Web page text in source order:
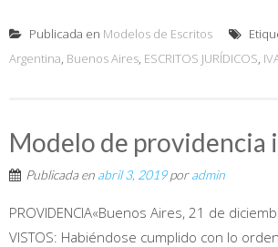
Publicada en Modelos de Escritos
Argentina, Buenos Aires, ESCRITOS JURÍDICOS,
Modelo de providencia
Publicada en abril 3, 2019poradmin
PROVIDENCIA«Buenos Aires, 21 de
VISTOS: Habiéndose cumplido con lo